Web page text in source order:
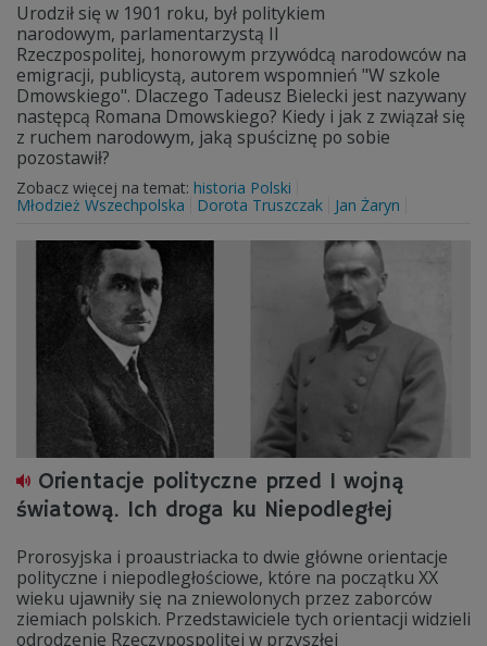
Urodził się w 1901 roku, był politykiem
narodowym, parlamentarzystą II
Rzeczpospolitej, honorowym przywódcą narodowców na
emigracji, publicystą, autorem wspomnień "W szkole
Dmowskiego". Dlaczego Tadeusz Bielecki jest nazywany
następcą Romana Dmowskiego? Kiedy i jak z związał się
z ruchem narodowym, jaką spuściznę po sobie
pozostawił?
Zobacz więcej na temat: historia Polski
Młodzież Wszechpolska
Dorota Truszczak Jan Żaryn
Orientacje polityczne przed I wojną
światową. Ich droga ku Niepodległej
Prorosyjska i proaustriacka to dwie główne orientacje
polityczne i niepodległościowe, które na początku XX
wieku ujawniły się na zniewolonych przez zaborców
ziemiach polskich. Przedstawiciele tych orientacji widzieli
odrodzenie Rzeczypospolitej w przyszłej